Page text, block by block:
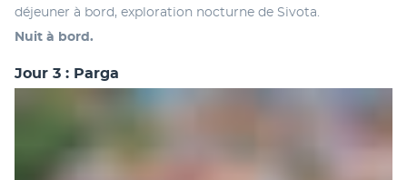
déjeuner à bord, exploration nocturne de Sivota.
Nuit à bord.
Jour 3 : Parga